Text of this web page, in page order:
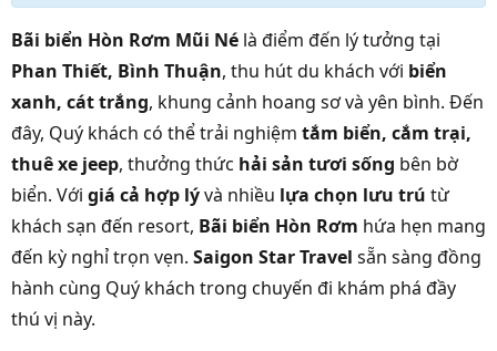
Bãi biển Hòn Rơm Mũi Né là điểm đến lý tưởng tại
Phan Thiết, Bình Thuận, thu hút du khách với biển
xanh, cát trắng, khung cảnh hoang sơ và yên bình. Đến
đây, Quý khách có thể trải nghiệm tắm biển, cắm trại,
thuê xe jeep, thưởng thức hải sản tươi sống bên bờ
biển. Với giá cả hợp lývà nhiều lựa chọn lưu trú từ
khách sạn đến resort, Bãi biển Hòn Rơm hứa hẹn mang
đến kỳ nghỉ trọn vẹn. Saigon Star Travel sẵn sàng đồng
hành cùng Quý khách trong chuyến đi khám phá đầy
thú vị này.